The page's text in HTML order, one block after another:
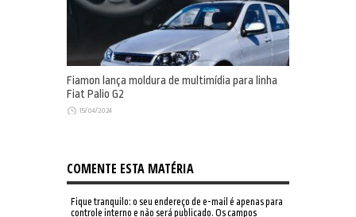
Fiamon lança moldura de multimídia para linha
Fiat Palio G2
15/04/2024
COMENTE ESTA MATÉRIA
Fique tranquilo: o seu endereço de e-mail é apenas para
controle interno e não será publicado. Os campos